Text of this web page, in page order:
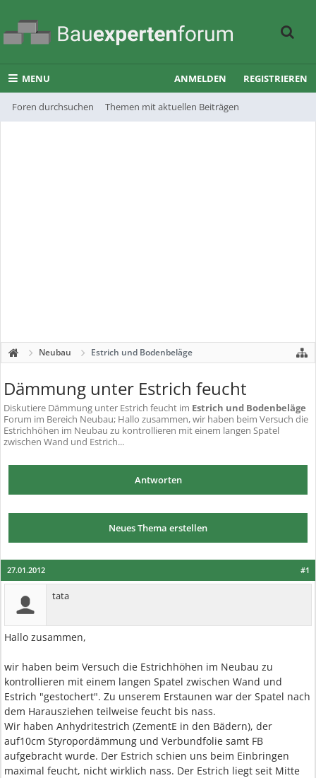
MENU
Foren durchsuchen Themen mit aktuellen Beiträgen
ANMELDEN REGISTRIEREN
Neubau Estrich und Bodenbeläge
Dämmung unter Estrich feucht
Diskutiere Dämmung unter Estrich feucht im Estrich und Bodenbeläge
Forum im Bereich Neubau; Hallo zusammen, wir haben beim Versuch die
Estrichhöhen im Neubau zu kontrollieren mit einem langen Spatel
zwischen Wand und Estrich...
Antworten
Neues Thema erstellen
#1
27.01.2012
tata
Hallo zusammen,
wir haben beim Versuch die Estrichhöhen im Neubau zu
kontrollieren mit einem langen Spatel zwischen Wand und
Estrich "gestochert". Zu unserem Erstaunen war der Spatel nach
dem Harausziehen teilweise feucht bis nass.
Wir haben Anhydritestrich (ZementE in den Bädern), der
auf10cm Styropordämmung und Verbundfolie samt FB
aufgebracht wurde. Der Estrich schien uns beim Einbringen
maximal feucht, nicht wirklich nass. Der Estrich liegt seit Mitte